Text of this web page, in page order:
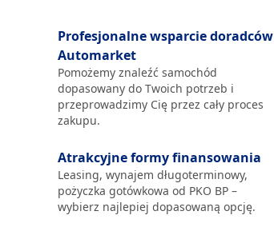
Profesjonalne wsparcie doradców
Automarket
Pomożemy znaleźć samochód
dopasowany do Twoich potrzeb i
przeprowadzimy Cię przez cały proces
zakupu.
Atrakcyjne formy finansowania
Leasing, wynajem długoterminowy,
pożyczka gotówkowa od PKO BP –
wybierz najlepiej dopasowaną opcję.